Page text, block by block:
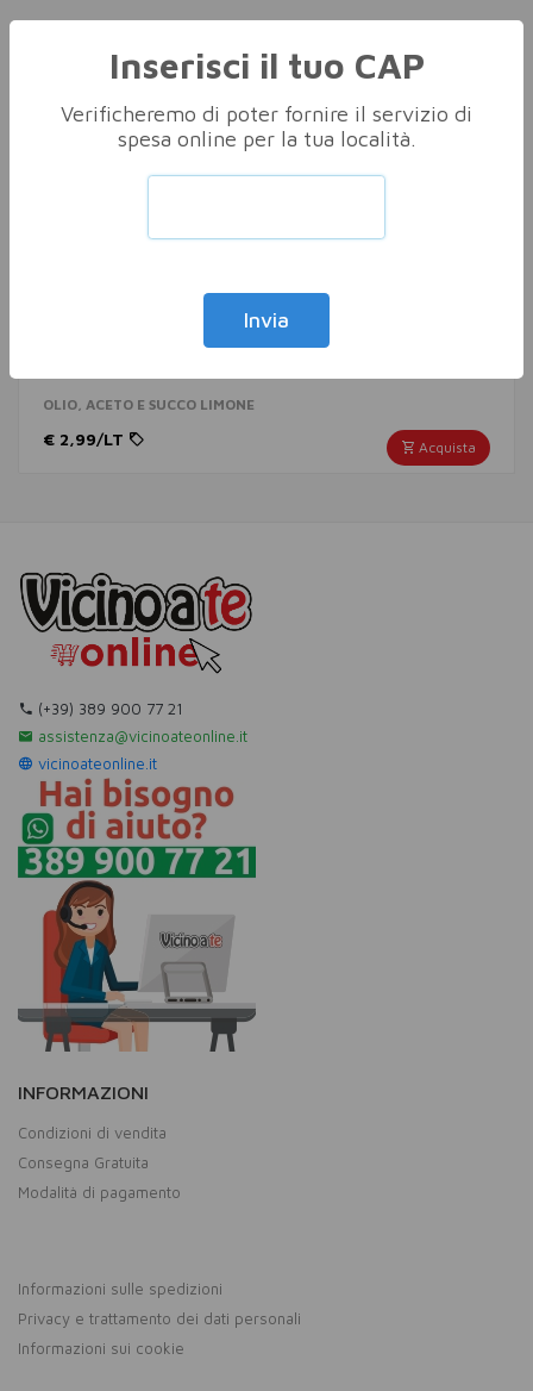
OLIO, ACETO E SUCCO LIMONE
Acquista
€ 2,99/LT
(+39) 389 900 77 21
assistenza@vicinoateonline.it
vicinoateonline.it
INFORMAZIONI
Condizioni di vendita
Consegna Gratuita
Modalità di pagamento
Informazioni sulle spedizioni
Privacy e trattamento dei dati personali
Informazioni sui cookie
Inserisci il tuo CAP
Verificheremo di poter fornire il servizio di
spesa online per la tua località.
Invia